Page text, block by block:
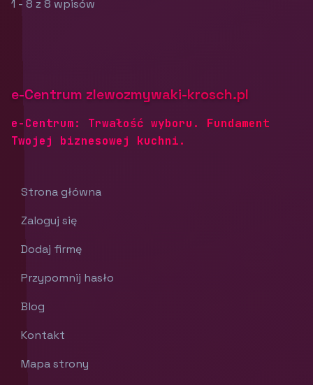
1 - 8 z 8 wpisów
e-Centrum zlewozmywaki-krosch.pl
e-Centrum: Trwałość wyboru. Fundament
Twojej biznesowej kuchni.
Strona główna
Zaloguj się
Dodaj firmę
Przypomnij hasło
Blog
Kontakt
Mapa strony